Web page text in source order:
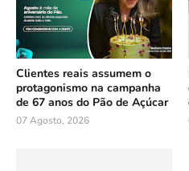
Clientes reais assumem o
protagonismo na campanha
de 67 anos do Pão de Açúcar
07 Agosto, 2026